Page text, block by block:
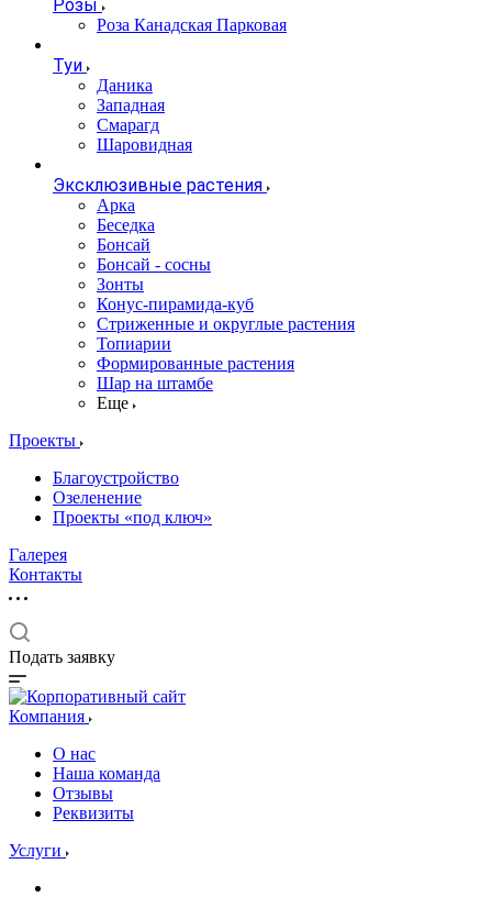
Розы
Роза Канадская Парковая
Туи
Даника
Западная
Смарагд
Шаровидная
Эксклюзивные растения
Арка
Беседка
Бонсай
Бонсай - сосны
Зонты
Конус-пирамида-куб
Стриженные и округлые растения
Топиарии
Формированные растения
Шар на штамбе
Еще
Проекты
Благоустройство
Озеленение
Проекты «под ключ»
Галерея
Контакты
Подать заявку
Компания
О нас
Наша команда
Отзывы
Реквизиты
Услуги